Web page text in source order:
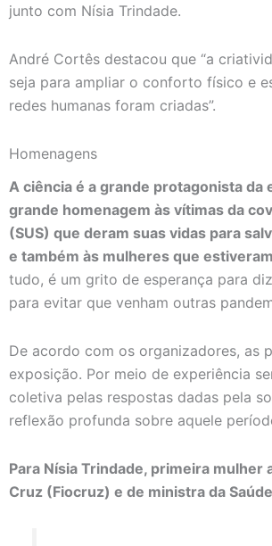
junto com Nísia Trindade.
André Cortês destacou que “a
seja para ampliar o conforto físico e
redes humanas foram criadas”.
Homenagens
A ciência é a grande protagonista
grande homenagem às vítimas da
(SUS) que deram suas vidas para
e também às mulheres que
tudo, é um grito de esperança para
para evitar que venham outras
De acordo com os organizadores, as
exposição. Por meio de experiência
coletiva pelas respostas dadas pela
reflexão profunda sobre aquele
Para Nísia Trindade, primeira mulher
Cruz (Fiocruz) e de ministra da